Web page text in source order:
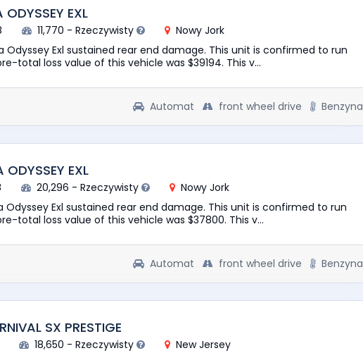
EXL
11,770 - Rzeczywisty
Nowy Jork
Odyssey Exl sustained rear end damage. This unit is confirmed to run
total loss value of this vehicle was $39194. This v...
Automat front wheel drive Benzyna
EXL
20,296 - Rzeczywisty
Nowy Jork
Odyssey Exl sustained rear end damage. This unit is confirmed to run
total loss value of this vehicle was $37800. This v...
Automat front wheel drive Benzyna
SX PRESTIGE
18,650 - Rzeczywisty
New Jersey